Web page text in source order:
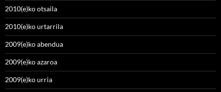
2010(e)ko otsaila
2010(e)ko urtarrila
2009(e)ko abendua
2009(e)ko azaroa
2009(e)ko urria